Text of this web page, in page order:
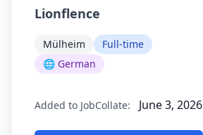
Lionflence
Mülheim
Full-time
🌐 German
Added to JobCollate: June 3, 2026